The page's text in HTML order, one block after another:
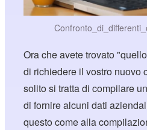
Ora che avete trovato
di richiedere il vostro nuovo
solito si tratta di compilare
di fornire alcuni dati
questo come alla